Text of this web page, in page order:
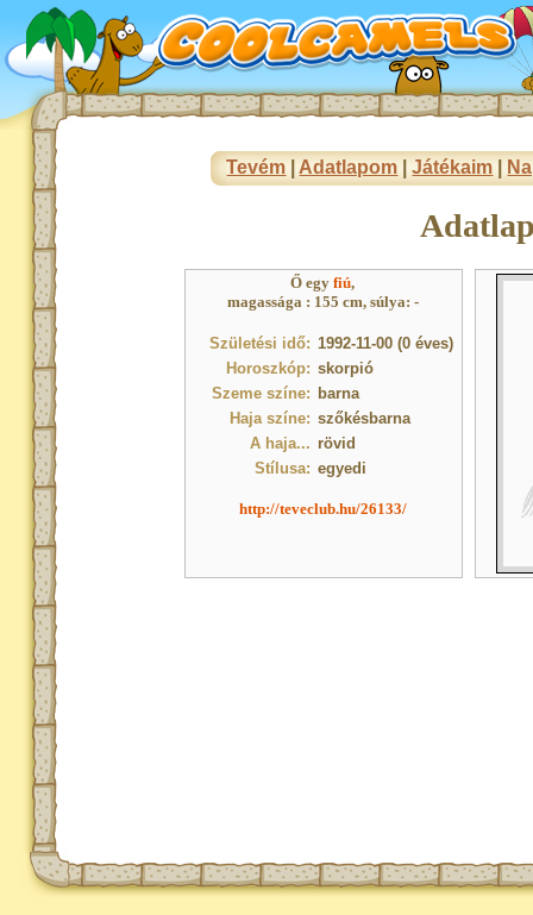
Tevém Adatlapom |Játékaim
Ő egyfiú,
magassága : 155 cm, súlya: -
Születési idő: 1992-11-00 (0 éves)
Horoszkóp: skorpió
Szeme színe: barna
Haja színe: szőkésbarna
A haja... rövid
Stílusa: egyedi
http://teveclub.hu/26133/